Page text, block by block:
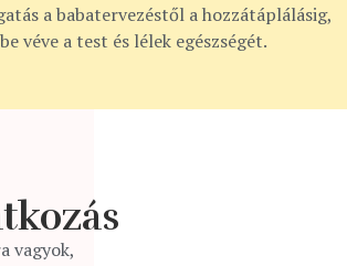
a babatervezéstől a hozzátáplálásig,
véve a test és lélek egészségét.
vagyok,
Dietetikus és önkéntes
szoptatási segítő